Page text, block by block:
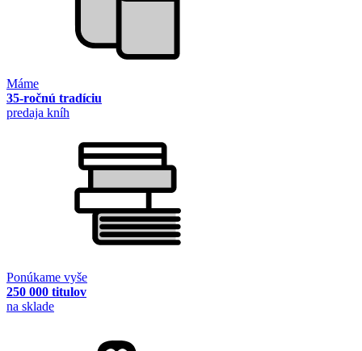
Máme
35-ročnú tradíciu
predaja kníh
Ponúkame vyše
250 000 titulov
na sklade